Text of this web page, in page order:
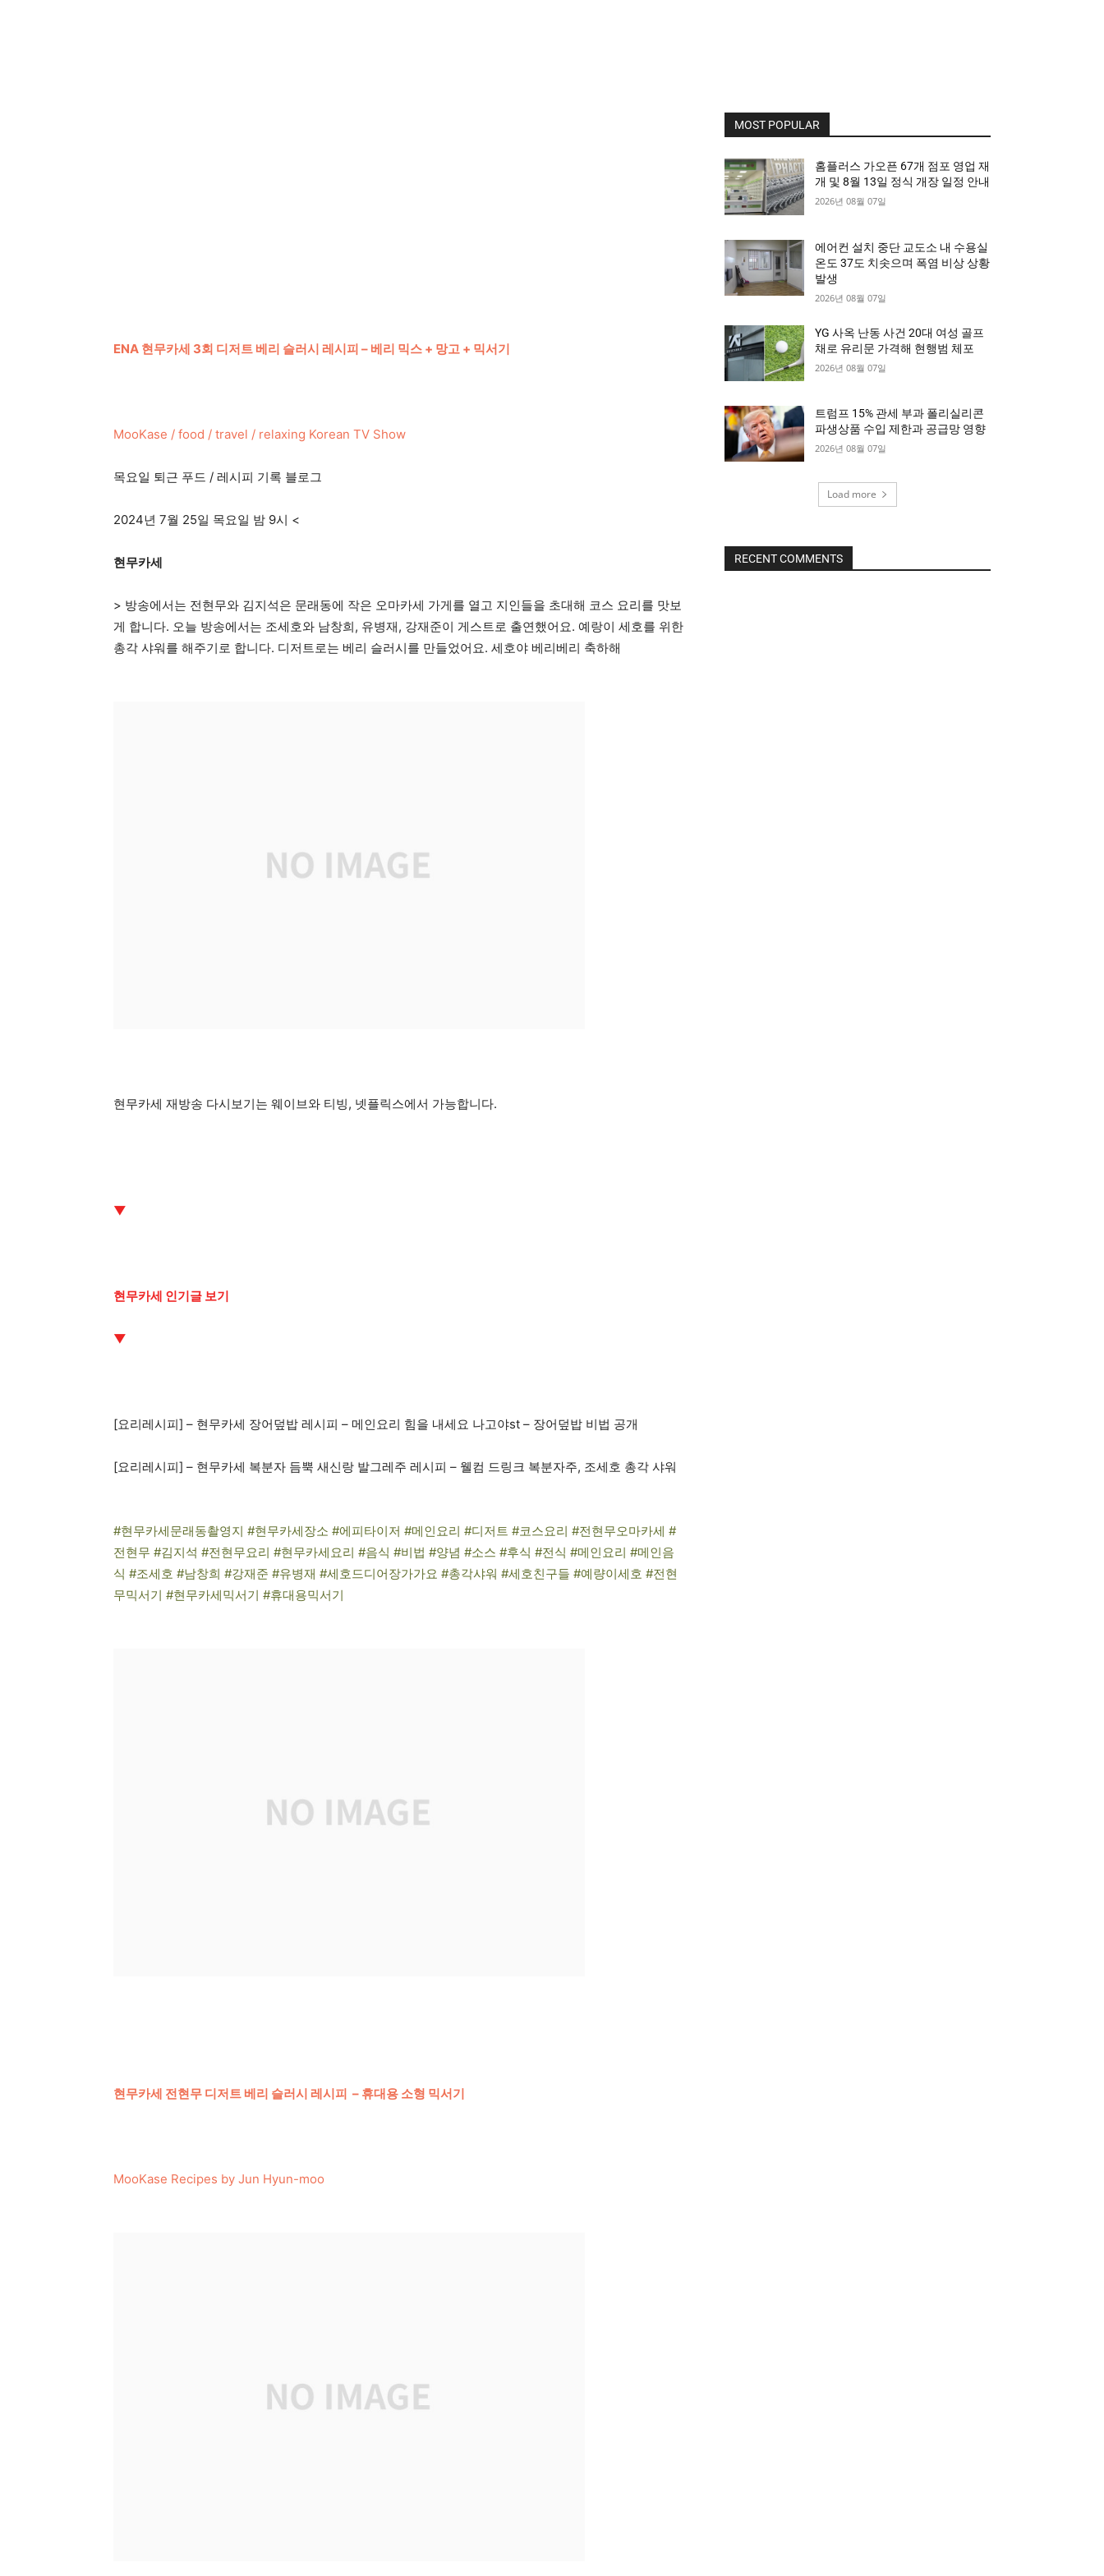
ENA 현무카세 3회 디저트 베리 슬러시 레시피 – 베리 믹스 + 망고 + 믹서기
MooKase / food / travel / relaxing Korean TV Show
목요일 퇴근 푸드 / 레시피 기록 블로그
2024년 7월 25일 목요일 밤 9시 <
현무카세
> 방송에서는 전현무와 김지석은 문래동에 작은 오마카세 가게를 열고 지인들을 초대해 코스 요리를 맛보
게 합니다. 오늘 방송에서는 조세호와 남창희, 유병재, 강재준이 게스트로 출연했어요. 예랑이 세호를 위한
총각 샤워를 해주기로 합니다. 디저트로는 베리 슬러시를 만들었어요. 세호야 베리베리 축하해
현무카세 재방송 다시보기는 웨이브와 티빙, 넷플릭스에서 가능합니다.
▼
현무카세 인기글 보기
▼
[요리레시피] – 현무카세 장어덮밥 레시피 – 메인요리 힘을 내세요 나고야st – 장어덮밥 비법 공개
[요리레시피] – 현무카세 복분자 듬뿍 새신랑 발그레주 레시피 – 웰컴 드링크 복분자주, 조세호 총각 샤워
#현무카세문래동촬영지 #현무카세장소 #에피타이저 #메인요리 #디저트 #코스요리 #전현무오마카세 #
전현무 #김지석 #전현무요리 #현무카세요리 #음식 #비법 #양념 #소스 #후식 #전식 #메인요리 #메인음
식 #조세호 #남창희 #강재준 #유병재 #세호드디어장가가요 #총각샤워 #세호친구들 #예량이세호 #전현
무믹서기 #현무카세믹서기 #휴대용믹서기
현무카세 전현무 디저트 베리 슬러시 레시피 – 휴대용 소형 믹서기
MooKase Recipes by Jun Hyun-moo
MOST POPULAR
홈플러스 가오픈 67개 점포 영업 재
개 및 8월 13일 정식 개장 일정 안내
2026년 08월 07일
에어컨 설치 중단 교도소 내 수용실
온도 37도 치솟으며 폭염 비상 상황
발생
2026년 08월 07일
YG 사옥 난동 사건 20대 여성 골프
채로 유리문 가격해 현행범 체포
2026년 08월 07일
트럼프 15% 관세 부과 폴리실리콘
파생상품 수입 제한과 공급망 영향
2026년 08월 07일
Load more
RECENT COMMENTS